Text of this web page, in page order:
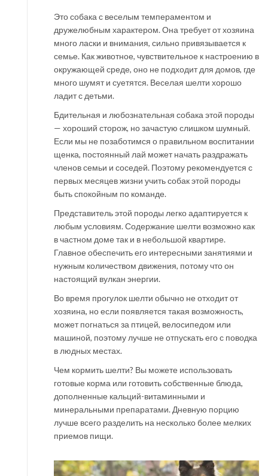
Это собака с веселым темпераментом и
дружелюбным характером. Она требует от хозяина
много ласки и внимания, сильно привязывается к
семье. Как животное, чувствительное к настроению в
окружающей среде, оно не подходит для домов, где
много шумят и суетятся. Веселая шелти хорошо
ладит с детьми.
Бдительная и любознательная собака этой породы
— хороший сторож, но зачастую слишком шумный.
Если мы не позаботимся о правильном воспитании
щенка, постоянный лай может начать раздражать
членов семьи и соседей. Поэтому рекомендуется с
первых месяцев жизни учить собак этой породы
быть спокойным по команде.
Представитель этой породы легко адаптируется к
любым условиям. Содержание шелти возможно как
в частном доме так и в небольшой квартире.
Главное обеспечить его интересными занятиями и
нужным количеством движения, потому что он
настоящий вулкан энергии.
Во время прогулок шелти обычно не отходит от
хозяина, но если появляется такая возможность,
может погнаться за птицей, велосипедом или
машиной, поэтому лучше не отпускать его с поводка
в людных местах.
Чем кормить шелти? Вы можете использовать
готовые корма или готовить собственные блюда,
дополненные кальций-витаминными и
минеральными препаратами. Дневную порцию
лучше всего разделить на несколько более мелких
приемов пищи.